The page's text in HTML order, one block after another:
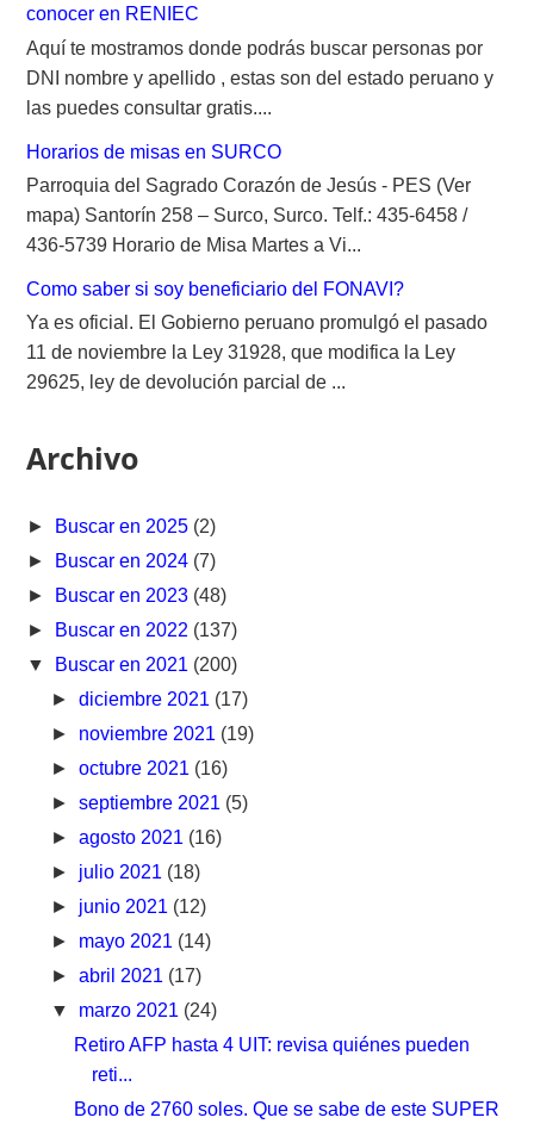
conocer en RENIEC
Aquí te mostramos donde podrás buscar personas por
DNI nombre y apellido , estas son del estado peruano y
las puedes consultar gratis....
Horarios de misas en SURCO
Parroquia del Sagrado Corazón de Jesús - PES (Ver
mapa) Santorín 258 – Surco, Surco. Telf.: 435-6458 /
436-5739 Horario de Misa Martes a Vi...
Como saber si soy beneficiario del FONAVI?
Ya es oficial. El Gobierno peruano promulgó el pasado
11 de noviembre la Ley 31928, que modifica la Ley
29625, ley de devolución parcial de ...
Archivo
► Buscar en 2025 (2)
► Buscar en 2024 (7)
► Buscar en 2023 (48)
► Buscar en 2022 (137)
▼ Buscar en 2021 (200)
► diciembre 2021 (17)
► noviembre 2021 (19)
► octubre 2021 (16)
► septiembre 2021 (5)
► agosto 2021 (16)
► julio 2021 (18)
► junio 2021 (12)
► mayo 2021 (14)
► abril 2021 (17)
▼ marzo 2021 (24)
Retiro AFP hasta 4 UIT: revisa quiénes pueden
reti...
Bono de 2760 soles. Que se sabe de este SUPER